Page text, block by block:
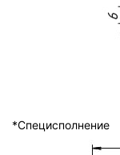
*Специсполнение